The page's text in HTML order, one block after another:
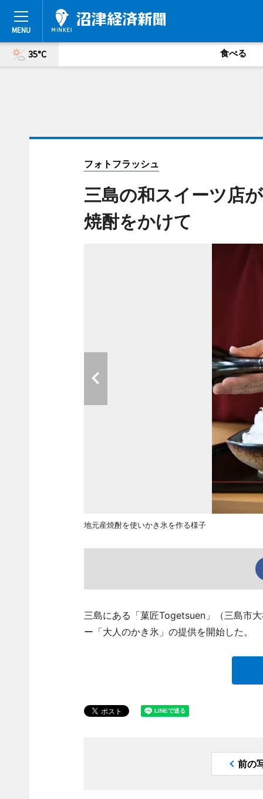
35°C 食べる
フォトフラッシュ
三島の和スイーツ店
焼酎をかけて
地元産焼酎を使いかき氷を作る様子
三島にある「菓匠Togetsuen」（三島市
ー「大人のかき氷」の提供を開始した。
前の